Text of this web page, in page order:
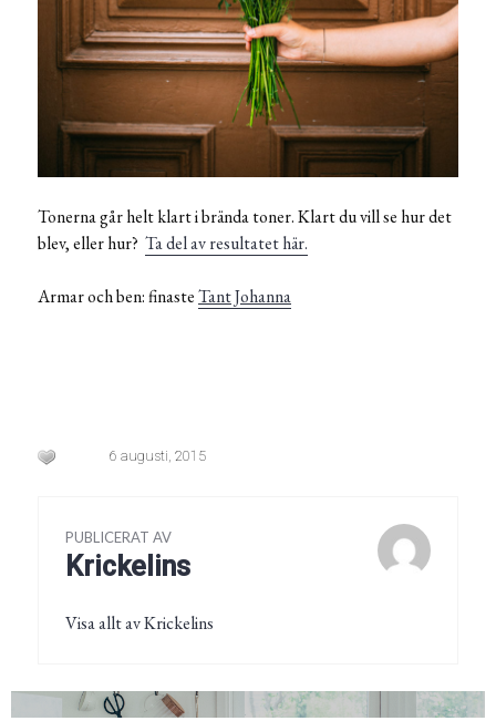
Tonerna går helt klart i brända toner. Klart du vill se hur det
blev, eller hur? Ta del av resultatet här.
Armar och ben: finasteTant Johanna
6 augusti, 2015
PUBLICERAT AV
Krickelins
Visa allt av Krickelins
Inläggsnavigering